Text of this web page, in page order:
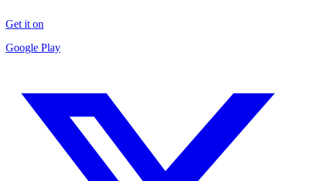
Get it on
Google Play